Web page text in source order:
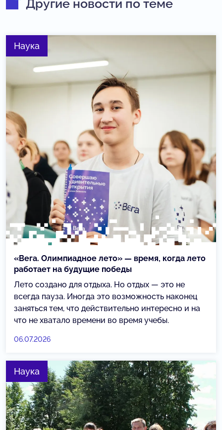
Другие новости по теме
Наука
«Вега. Олимпиадное лето» — время, когда лето
работает на будущие победы
Лето создано для отдыха. Но отдых — это не
всегда пауза. Иногда это возможность наконец
заняться тем, что действительно интересно и на
что не хватало времени во время учебы.
06.07.2026
Наука